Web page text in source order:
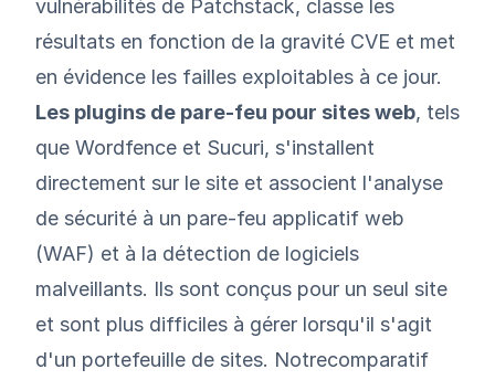
vulnérabilités de Patchstack, classe les
résultats en fonction de la gravité CVE et met
en évidence les failles exploitables à ce jour.
Les plugins de pare-feu pour sites web, tels
que Wordfence et Sucuri, s'installent
directement sur le site et associent l'analyse
de sécurité à un pare-feu applicatif web
(WAF) et à la détection de logiciels
malveillants. Ils sont conçus pour un seul site
et sont plus difficiles à gérer lorsqu'il s'agit
d'un portefeuille de sites. Notrecomparatif